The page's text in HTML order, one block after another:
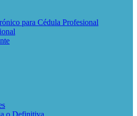
para Cédula Profesional